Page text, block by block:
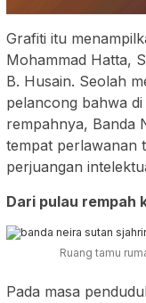
Grafiti itu
Mohammad Hatta,
B. Husain. Seolah
pelancong bahwa
rempahnya, Banda
tempat perlawanan
perjuangan
Dari pulau rempah
Ruang tamu
Pada masa